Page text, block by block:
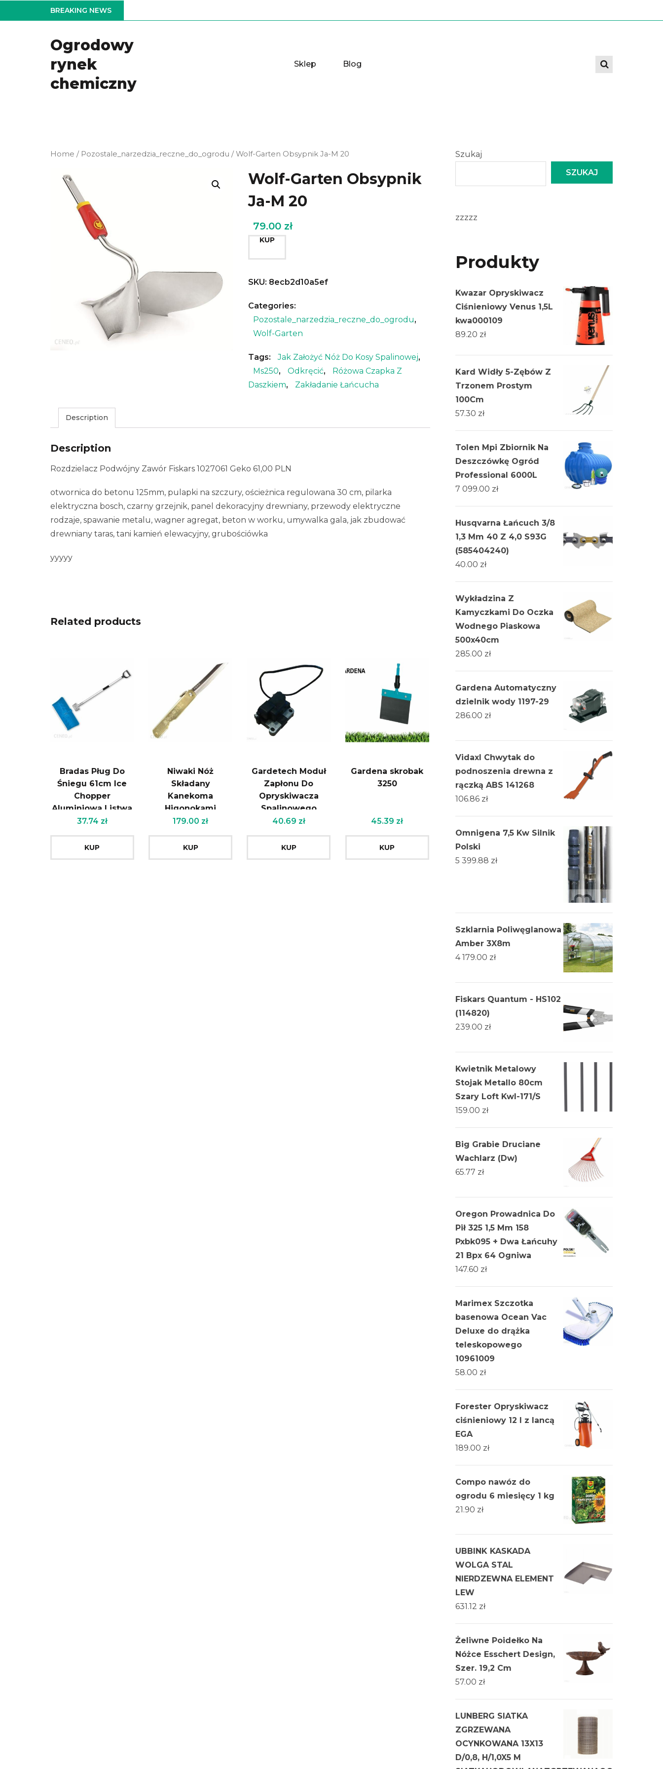
to
BREAKING NEWS
Ogrodowy
rynek
chemiczny
Sklep Blog
Home / Pozostale_narzedzia_reczne_do_ogrodu / Wolf-Garten Obsypnik Ja-M 20
Wolf-Garten Obsypnik
Ja-M 20
79.00 zł
KUP
SKU: 8ecb2d10a5ef
Categories:
Pozostale_narzedzia_reczne_do_ogrodu,
Wolf-Garten
Tags: Jak Założyć Nóż Do Kosy Spalinowej,
Ms250, Odkręcić,
Różowa Czapka Z
Daszkiem, Zakładanie Łańcucha
Description
Description
Rozdzielacz Podwójny Zawór Fiskars 1027061 Geko 61,00 PLN
otwornica do betonu 125mm, pulapki na szczury, ościeżnica regulowana 30 cm, pilarka
elektryczna bosch, czarny grzejnik, panel dekoracyjny drewniany, przewody elektryczne
rodzaje, spawanie metalu, wagner agregat, beton w worku, umywalka gala, jak zbudować
drewniany taras, tani kamień elewacyjny, grubościówka
yyyyy
Related products
Bradas Pług Do
Śniegu 61cm Ice
Chopper
Aluminiowa Listwa
I Trzonek
(KTCXG804B)
37.74 zł
KUP
Niwaki Nóż
Składany
Kanekoma
Higonokami
(NWKP005841)
179.00 zł
KUP
Gardetech Moduł
Zapłonu Do
Opryskiwacza
Spalinowego
40.69 zł
KUP
Gardena skrobak
3250
45.39 zł
KUP
Szukaj
SZUKAJ
zzzzz
Produkty
Kwazar Opryskiwacz
Ciśnieniowy Venus 1,5L
kwa000109
89.20 zł
Kard Widły 5-Zębów Z
Trzonem Prostym
100Cm
57.30 zł
Tolen Mpi Zbiornik Na
Deszczówkę Ogród
Professional 6000L
7 099.00 zł
Husqvarna Łańcuch 3/8
1,3 Mm 40 Z 4,0 S93G
(585404240)
40.00 zł
Wykładzina Z
Kamyczkami Do Oczka
Wodnego Piaskowa
500x40cm
285.00 zł
Gardena Automatyczny
dzielnik wody 1197-29
286.00 zł
Vidaxl Chwytak do
podnoszenia drewna z
rączką ABS 141268
106.86 zł
Omnigena 7,5 Kw Silnik
Polski
5 399.88 zł
Szklarnia Poliwęglanowa
Amber 3X8m
4 179.00 zł
Fiskars Quantum - HS102
(114820)
239.00 zł
Kwietnik Metalowy
Stojak Metallo 80cm
Szary Loft Kwl-171/S
159.00 zł
Big Grabie Druciane
Wachlarz (Dw)
65.77 zł
Oregon Prowadnica Do
Pił 325 1,5 Mm 158
Pxbk095 + Dwa Łańcuhy
21 Bpx 64 Ogniwa
147.60 zł
Marimex Szczotka
basenowa Ocean Vac
Deluxe do drążka
teleskopowego
10961009
58.00 zł
Forester Opryskiwacz
ciśnieniowy 12 l z lancą
EGA
189.00 zł
Compo nawóz do
ogrodu 6 miesięcy 1 kg
21.90 zł
UBBINK KASKADA
WOLGA STAL
NIERDZEWNA ELEMENT
LEW
631.12 zł
Żeliwne Poidełko Na
Nóżce Esschert Design,
Szer. 19,2 Cm
57.00 zł
LUNBERG SIATKA
ZGRZEWANA
OCYNKOWANA 13X13
D/0,8, H/1,0X5 M